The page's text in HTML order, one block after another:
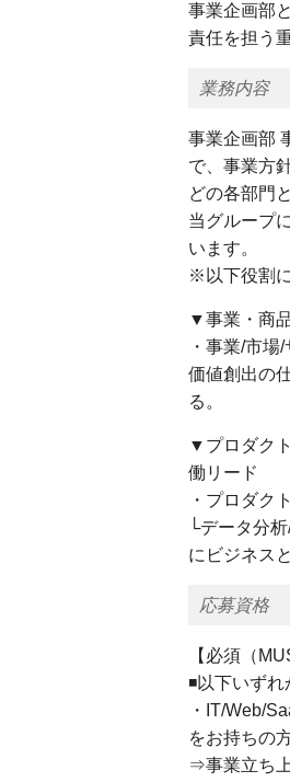
事業企画部
責任を担う
業務内容
事業企画部
で、事業方
どの各部門
当グループ
います。
※以下役割
▼事業・商
・事業/市
価値創出の
る。
▼プロダク
働リード
・プロダク
└データ分
にビジネス
応募資格
【必須（
◾️以下いず
・IT/Web/
をお持ちの
⇒事業立ち